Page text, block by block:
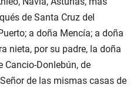
de Santa Cruz del
a doña Mencía; a doña
nieta, por su padre, la doña
Cancio-Donlebún, de
de las mismas casas de